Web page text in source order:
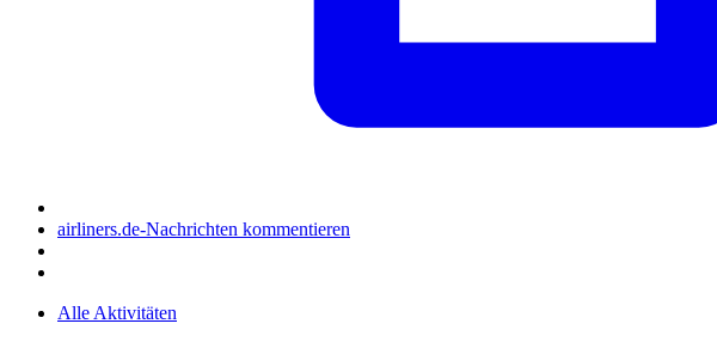
airliners.de-Nachrichten kommentieren
Alle Aktivitäten